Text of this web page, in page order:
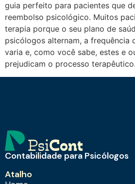
guia perfeito para pacientes que
reembolso psicológico. Muitos
terapia porque o seu plano de
psicólogos alternam, a frequência
varia e, como você sabe, estes e
prejudicam o processo
Contabilidade para Psicólogos
Atalho